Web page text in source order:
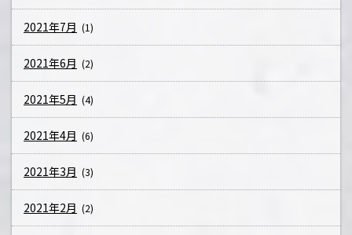
2021年7月 (1)
2021年6月 (2)
2021年5月 (4)
2021年4月 (6)
2021年3月 (3)
2021年2月 (2)